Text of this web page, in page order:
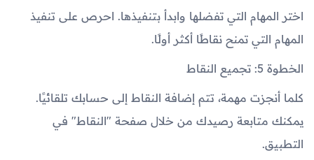
اختر المهام التي تفضلها وابدأ بتنفيذها. احرص على تنفيذ
المهام التي تمنح نقاطًا أكثر أولًا.
الخطوة 5: تجميع النقاط
كلما أنجزت مهمة، تتم إضافة النقاط إلى حسابك تلقائيًا.
يمكنك متابعة رصيدك من خلال صفحة "النقاط" في
التطبيق.